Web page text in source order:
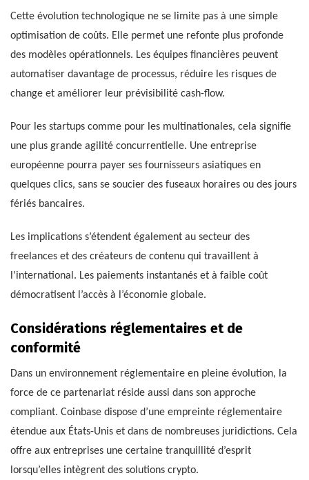
Cette évolution technologique ne se limite pas à une simple
optimisation de coûts. Elle permet une refonte plus profonde
des modèles opérationnels. Les équipes financières peuvent
automatiser davantage de processus, réduire les risques de
change et améliorer leur prévisibilité cash-flow.
Pour les startups comme pour les multinationales, cela signifie
une plus grande agilité concurrentielle. Une entreprise
européenne pourra payer ses fournisseurs asiatiques en
quelques clics, sans se soucier des fuseaux horaires ou des jours
fériés bancaires.
Les implications s’étendent également au secteur des
freelances et des créateurs de contenu qui travaillent à
l’international. Les paiements instantanés et à faible coût
démocratisent l’accès à l’économie globale.
Considérations réglementaires et de
conformité
Dans un environnement réglementaire en pleine évolution, la
force de ce partenariat réside aussi dans son approche
compliant. Coinbase dispose d’une empreinte réglementaire
étendue aux États-Unis et dans de nombreuses juridictions. Cela
offre aux entreprises une certaine tranquillité d’esprit
lorsqu’elles intègrent des solutions crypto.